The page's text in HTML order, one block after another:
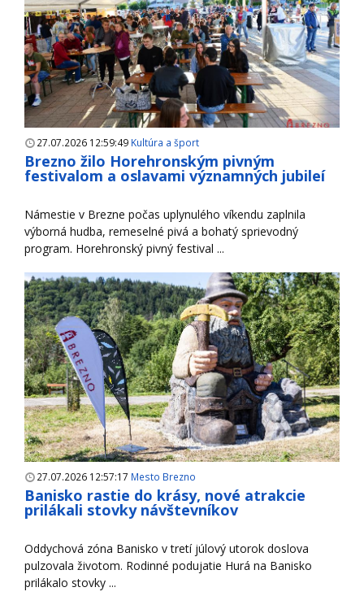
27.07.2026 12:59:49 Kultúra a šport
Brezno žilo Horehronským pivným
festivalom a oslavami významných jubileí
Námestie v Brezne počas uplynulého víkendu zaplnila
výborná hudba, remeselné pivá a bohatý sprievodný
program. Horehronský pivný festival ...
27.07.2026 12:57:17 Mesto Brezno
Banisko rastie do krásy, nové atrakcie
prilákali stovky návštevníkov
Oddychová zóna Banisko v tretí júlový utorok doslova
pulzovala životom. Rodinné podujatie Hurá na Banisko
prilákalo stovky ...